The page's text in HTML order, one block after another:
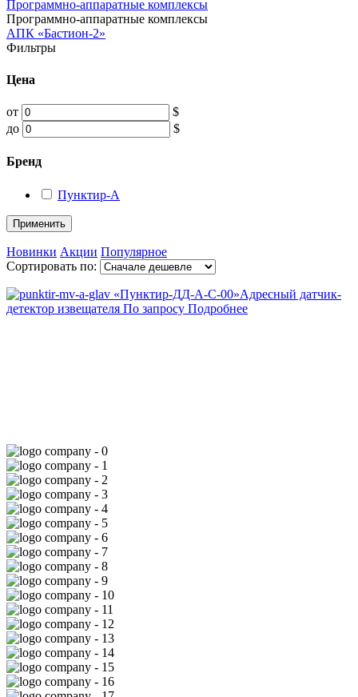
Программно-аппаратные комплексы
Программно-аппаратные комплексы
АПК «Бастион-2»
Фильтры
Цена
от
$
до
$
Бренд
Пунктир-А
Применить
Новинки Акции Популярное
Сортировать по:
«Пунктир-ДД-А-С-00»Адресный датчик-
детектор извещателя По запросу Подробнее